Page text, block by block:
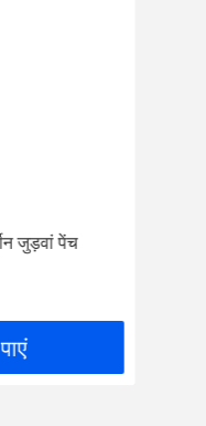
जुड़वां पेंच